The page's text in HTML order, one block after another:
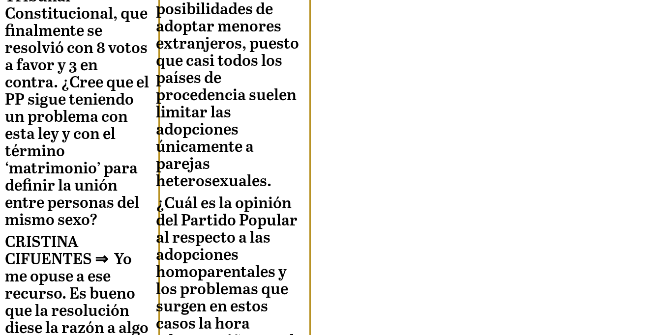
Constitucional, que
finalmente se
resolvió con 8 votos
a favor y 3 en
contra. ¿Cree que el
PP sigue teniendo
un problema con
esta ley y con el
término
‘matrimonio’ para
definir la unión
entre personas del
mismo sexo?
CRISTINA
CIFUENTES ⇒ Yo
me opuse a ese
recurso. Es bueno
que la resolución
diese la razón a algo
posibilidades de
adoptar menores
extranjeros, puesto
que casi todos los
países de
procedencia suelen
limitar las
adopciones
únicamente a
parejas
heterosexuales.
¿Cuál es la opinión
del Partido Popular
al respecto a las
adopciones
homoparentales y
los problemas que
surgen en estos
casos la hora